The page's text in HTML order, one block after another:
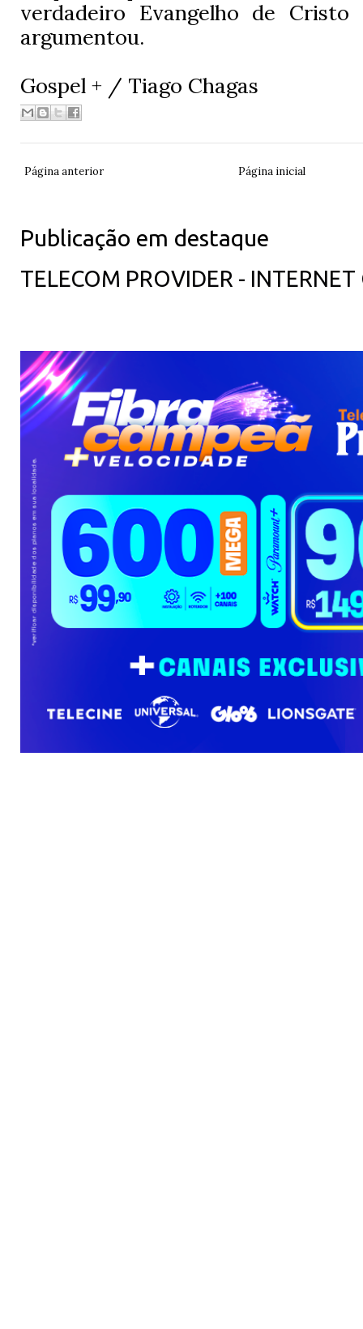
verdadeiro Evangelho de
argumentou.
Gospel + / Tiago Chagas
Página anterior Página inicial
Publicação em destaque
TELECOM PROVIDER -